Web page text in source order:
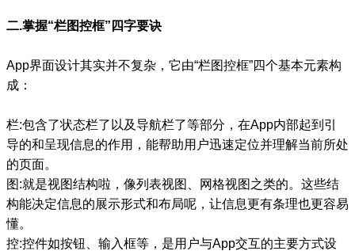
二.掌握“栏图控框”四字要诀
App界面设计其实并不复杂，它由“栏图控框”四个基本元素构
成：
栏:包含了状态栏了以及导航栏了等部分，在App内部起到引
导的和呈现信息的作用，能帮助用户迅速定位并理解当前所处
的页面。
图:就是视图结构啦，像列表视图、网格视图之类的。这些结
构能决定信息的展示形式和布局呢，让信息更有条理也更容易
懂。
控:控件如按钮、输入框等，是用户与App交互的主要方式设